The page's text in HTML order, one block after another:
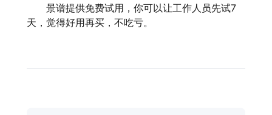
景谱提供免费试用，你可以让工作人员先试7
天，觉得好用再买，不吃亏。